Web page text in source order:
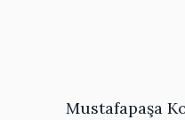
Mustafapaşa